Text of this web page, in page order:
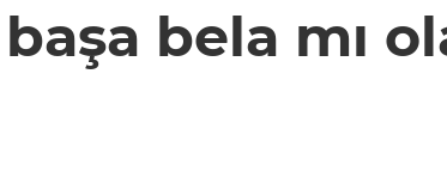
bela mı